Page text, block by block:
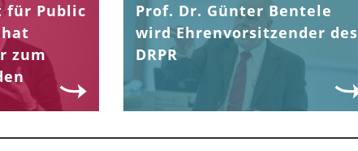
für Public
hat
zum
Prof. Dr. Günter Bentele
wird Ehrenvorsitzender des
DRPR